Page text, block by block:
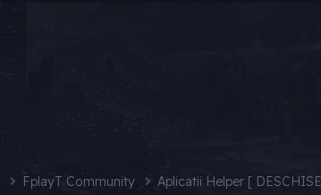
FplayT Community Aplicatii Helper [